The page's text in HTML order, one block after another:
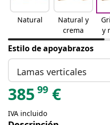
Natural
Natural y
crema
y
Estilo de apoyabrazos
Lamas verticales
385 99 €
IVA incluido